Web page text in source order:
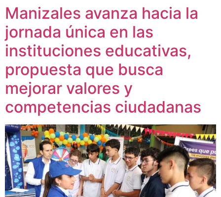
Manizales avanza hacia la
jornada única en las
instituciones educativas,
propuesta que busca
mejorar valores y
competencias ciudadanas